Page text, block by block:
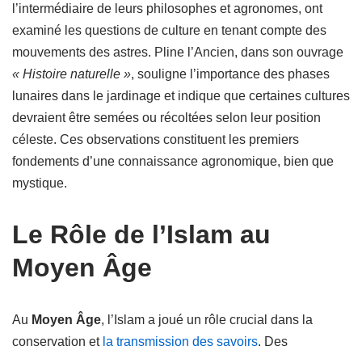
l’intermédiaire de leurs philosophes et agronomes, ont
examiné les questions de culture en tenant compte des
mouvements des astres. Pline l’Ancien, dans son ouvrage
« Histoire naturelle », souligne l’importance des phases
lunaires dans le jardinage et indique que certaines cultures
devraient être semées ou récoltées selon leur position
céleste. Ces observations constituent les premiers
fondements d’une connaissance agronomique, bien que
mystique.
Le Rôle de l’Islam au
Moyen Âge
Au Moyen Âge, l’Islam a joué un rôle crucial dans la
conservation et la transmission des savoirs. Des